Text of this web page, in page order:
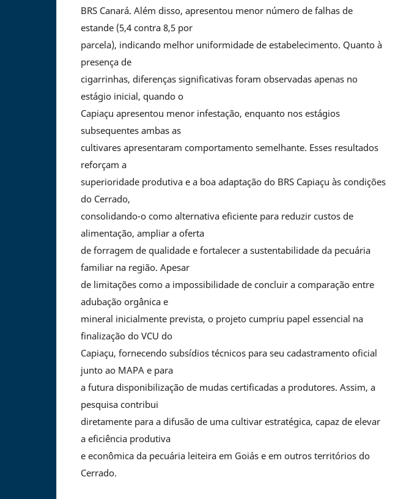
BRS Canará. Além disso, apresentou menor número de falhas de
estande (5,4 contra 8,5 por
parcela), indicando melhor uniformidade de estabelecimento. Quanto à
presença de
cigarrinhas, diferenças significativas foram observadas apenas no
estágio inicial, quando o
Capiaçu apresentou menor infestação, enquanto nos estágios
subsequentes ambas as
cultivares apresentaram comportamento semelhante. Esses resultados
reforçam a
superioridade produtiva e a boa adaptação do BRS Capiaçu às condições
do Cerrado,
consolidando-o como alternativa eficiente para reduzir custos de
alimentação, ampliar a oferta
de forragem de qualidade e fortalecer a sustentabilidade da pecuária
familiar na região. Apesar
de limitações como a impossibilidade de concluir a comparação entre
adubação orgânica e
mineral inicialmente prevista, o projeto cumpriu papel essencial na
finalização do VCU do
Capiaçu, fornecendo subsídios técnicos para seu cadastramento oficial
junto ao MAPA e para
a futura disponibilização de mudas certificadas a produtores. Assim, a
pesquisa contribui
diretamente para a difusão de uma cultivar estratégica, capaz de elevar
a eficiência produtiva
e econômica da pecuária leiteira em Goiás e em outros territórios do
Cerrado.